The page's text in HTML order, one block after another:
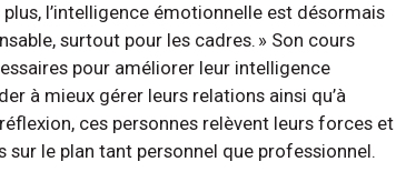
l’intelligence émotionnelle est désormais
surtout pour les cadres. » Son cours
pour améliorer leur intelligence
à mieux gérer leurs relations ainsi qu’à
ces personnes relèvent leurs forces et
le plan tant personnel que professionnel.